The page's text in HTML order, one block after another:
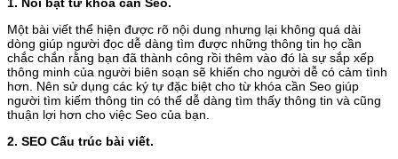
Một bài viết thể hiện được rõ nội dung nhưng lại không quá dài
dòng giúp người đọc dễ dàng tìm được những thông tin họ cần
chắc chắn rằng bạn đã thành công rồi thêm vào đó là sự sắp xếp
thông minh của người biên soạn sẽ khiến cho người dễ có cảm tình
hơn. Nên sử dụng các ký tự đặc biệt cho từ khóa cần Seo giúp
người tìm kiếm thông tin có thể dễ dàng tìm thấy thông tin và cũng
thuận lợi hơn cho việc Seo của bạn.
2. SEO Cấu trúc bài viết.